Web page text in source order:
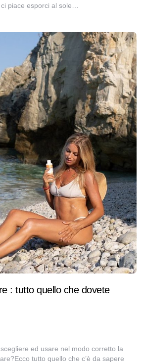
piace esporci al sole…
: tutto quello che dovete
ed usare nel modo corretto la
tutto quello che c’è da sapere